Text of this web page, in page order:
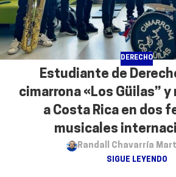
DERECHO
Estudiante de
cimarrona «Los Güilas”
a Costa Rica en dos
musicales
Randall Chavarría
SIGUE LEYENDO